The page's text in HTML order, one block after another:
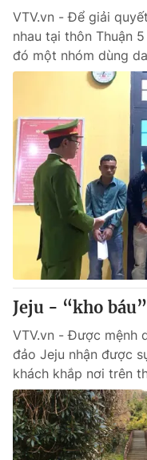
Photo
Video
VTV Money
VTV Sức khoẻ
Thị trường 24h
VTV4
VTV9
Liên hệ tòa soạn
THỜI BÁO VTV
VTV.vn - Để giải
nhau tại thôn Thuận
đó một nhóm dùng
Jeju - “kho
VTV.vn - Được mệnh
đảo Jeju nhận được
khách khắp nơi trên